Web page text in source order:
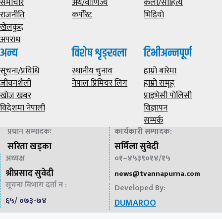
राजनीति
खेलकुद
अपराध
कर्पोरेट
भिडियाे
अन्य
सूचना/प्रविधि
जीवनशैली
खोज खबर
विदेशमा नेपाली
विशेष शृङ्खला
स्थानीय चुनाव
नेपाल प्रिमियर लिग
टिभीअन्नपूर्ण
हाम्राे बारेमा
हाम्राे समूह
प्राइभेसी पाेलिसी
विज्ञापन
सम्पर्क
प्रधान सम्पादकः
सरिता खड्का
कार्यकारी सम्पादक:
सर्मिला सुवेदी
अध्यक्ष
श्रीप्रसाद सुवेदी
०१–४५३९०१४/१५
news@tvannapurna.com
सूचना विभाग दर्ता न :
६५/ ०७३-७४
Developed By:
DUMAROO